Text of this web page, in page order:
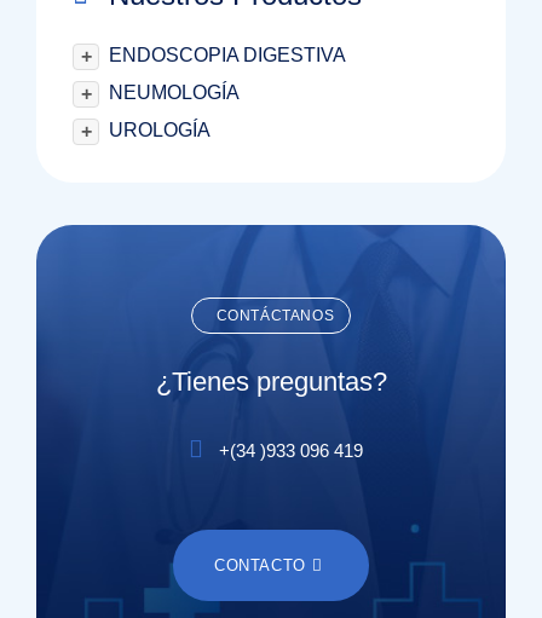
+
ENDOSCOPIA DIGESTIVA
+
NEUMOLOGÍA
+
UROLOGÍA
CONTÁCTANOS
¿Tienes preguntas?
+(34 )933 096 419
CONTACTO